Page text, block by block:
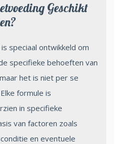
Geschikt
speciaal ontwikkeld om
specifieke behoeften van
het is niet per se
formule is
in specifieke
van factoren zoals
en eventuele